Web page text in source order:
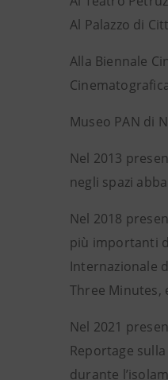
Al Palazzo di
Alla Biennale
Museo PAN di
Nel 2013
negli spazi
Nel 2018
più importanti
Internazionale
Three Minutes,
Nel 2021
Reportage
durante